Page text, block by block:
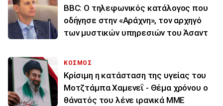
BBC: Ο τηλεφωνικός κατάλογος που
οδήγησε στην «Αράχνη», τον αρχηγό
των μυστικών υπηρεσιών του Άσαντ
ΚΟΣΜΟΣ
Κρίσιμη η κατάσταση της υγείας του
Μοτζτάμπα Χαμενεΐ - Θέμα χρόνου ο
θάνατός του λένε ιρανικά ΜΜΕ